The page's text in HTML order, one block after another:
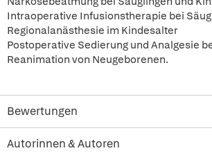
Intraoperative Infusionstherapie bei
Regionalanästhesie im Kindesalter
Postoperative Sedierung und Analgesie
Reanimation von Neugeborenen.
Bewertungen
Autorinnen & Autoren